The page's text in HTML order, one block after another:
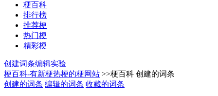
梗百科
排行榜
推荐梗
热门梗
精彩梗
创建词条编辑实验
梗百科-有新梗热梗的梗网站 >>梗百科 创建的词条
创建的词条 编辑的词条 收藏的词条